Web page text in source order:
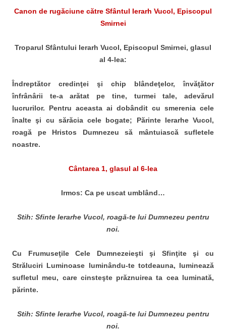
Canon de rugăciune către Sfântul Ierarh Vucol, Episcopul
Smirnei
Troparul Sfântului Ierarh Vucol, Episcopul Smirnei, glasul
al 4-lea:
Îndreptător credinţei şi chip blândeţelor, învăţător
înfrânârii te-a arătat pe tine, turmei tale, adevărul
lucrurilor. Pentru aceasta ai dobândit cu smerenia cele
înalte şi cu sărăcia cele bogate; Părinte Ierarhe Vucol,
roagă pe Hristos Dumnezeu să mântuiască sufletele
noastre.
Cântarea 1, glasul al 6-lea
Irmos: Ca pe uscat umblând…
Stih: Sfinte Ierarhe Vucol, roagă-te lui Dumnezeu pentru
noi.
Cu Frumuseţile Cele Dumnezeieşti şi Sfinţite şi cu
Străluciri Luminoase luminându-te totdeauna, luminează
sufletul meu, care cinsteşte prăznuirea ta cea luminată,
părinte.
Stih: Sfinte Ierarhe Vucol, roagă-te lui Dumnezeu pentru
noi.